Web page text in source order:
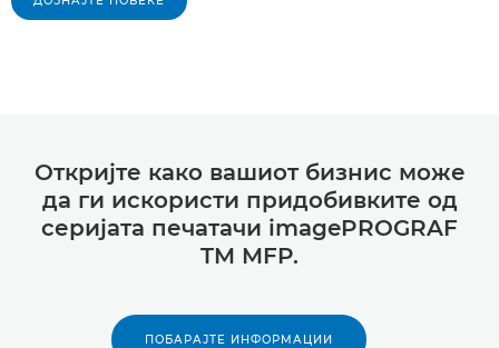
Откријте како вашиот бизнис може
да ги искористи придобивките од
серијата печатачи imagePROGRAF
TM MFP.
ПОБАРАЈТЕ ИНФОРМАЦИИ